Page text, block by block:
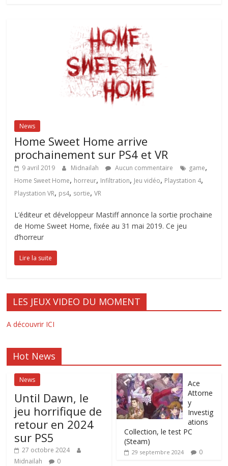
News
Home Sweet Home arrive
prochainement sur PS4 et VR
9 avril 2019 Midnailah Aucun commentaire game,
Home Sweet Home, horreur, Infiltration, Jeu vidéo, Playstation 4,
Playstation VR, ps4, sortie,VR
L’éditeur et développeur Mastiff annonce la sortie prochaine
de Home Sweet Home, fixée au 31 mai 2019. Ce jeu
d’horreur
Lire la suite
LES JEUX VIDEO DU MOMENT
A découvrir ICI
Hot News
News
Until Dawn, le
jeu horrifique de
retour en 2024
sur PS5
27 octobre 2024
Midnailah
0
Ace
Attorne
y
Investig
ations
Collection, le test PC
(Steam)
29 septembre 2024 0